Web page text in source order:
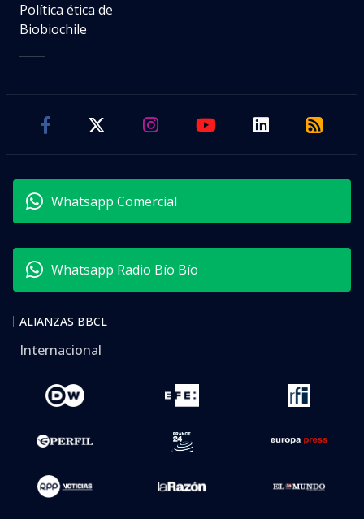
Política ética de
Biobiochile
Whatsapp Comercial
Whatsapp Radio Bío Bío
ALIANZAS BBCL
Internacional